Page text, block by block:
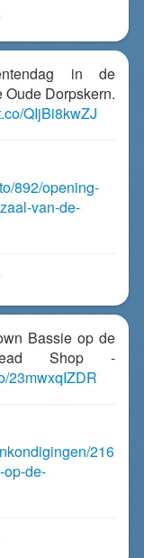
in de
Dorpskern.
QIjBi8kwZJ
892/opening-
van-de-
Bassie op de
Shop -
23mwxqIZDR
216
de-